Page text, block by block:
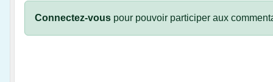
Connectez-vous pour pouvoir participer aux